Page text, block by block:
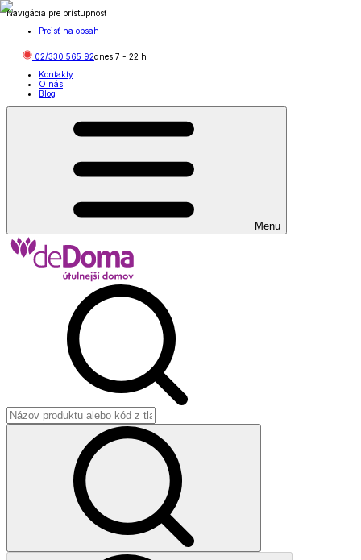
Navigácia pre prístupnosť
Prejsť na obsah
02/330 565 92dnes 7 - 22 h
Kontakty
O nás
Blog
Menu